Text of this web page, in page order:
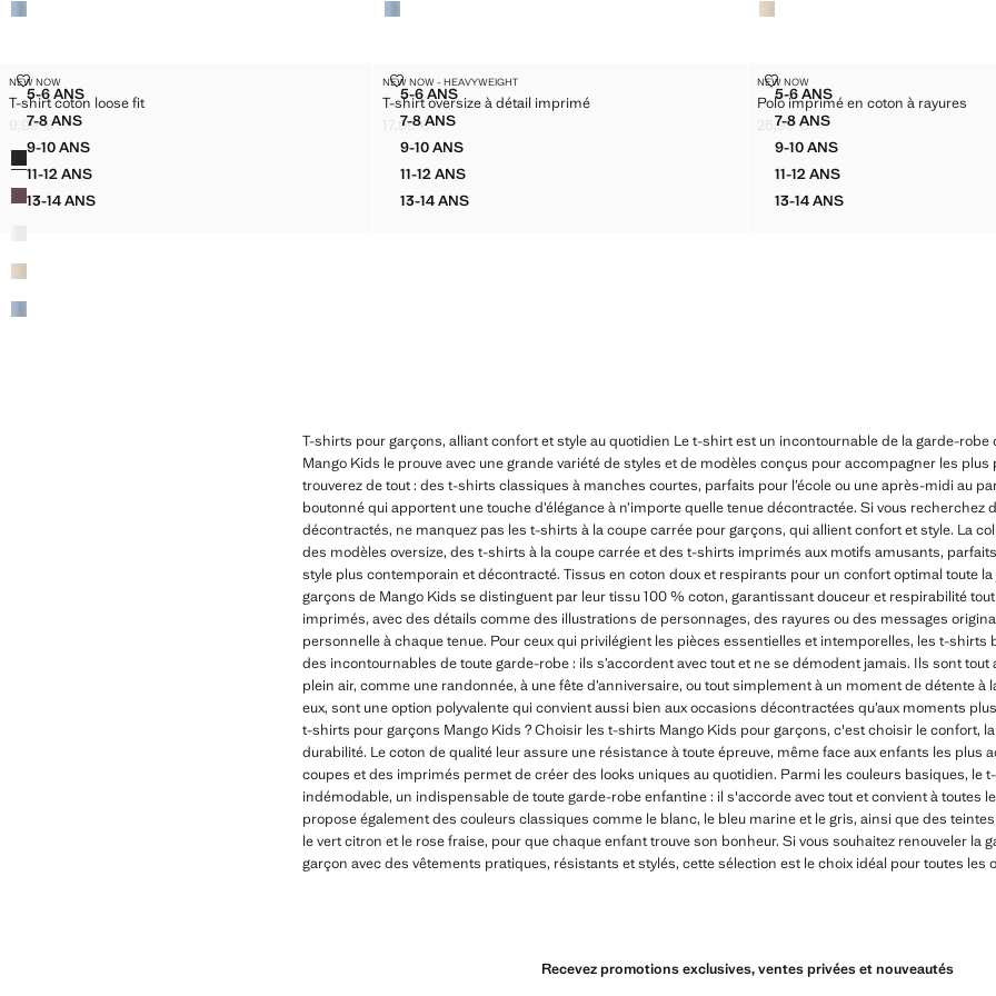
Tailles
5-6 ANST-SHIRT COTON LOOSE FIT
7-8 ANST-SHIRT COTON LOOSE FIT
9-10 ANST-SHIRT COTON LOOSE FIT
11-12 ANST-SHIRT COTON LOOSE FIT
13-14 ANST-SHIRT COTON LOOSE FIT
NEW NOW
T-shirt coton loose fit
T-SHIRT COTON LOOSE FIT
9,99 €
Couleurs
Tailles
5-6 ANST-SHIRT OVERSIZE À DÉTAIL IMPRIMÉ
7-8 ANST-SHIRT OVERSIZE À DÉTAIL IMPRIMÉ
9-10 ANST-SHIRT OVERSIZE À DÉTAIL IMPRIMÉ
11-12 ANST-SHIRT OVERSIZE À DÉTAIL IMPRIMÉ
13-14 ANST-SHIRT OVERSIZE À DÉTAIL IMPRIMÉ
NEW NOW - HEAVYWEIGHT
T-shirt oversize à détail imprimé
T-SHIRT OVERSIZE À DÉTAIL IMPRIMÉ
17,99 €
Tailles
5-6 ANSPOLO IMPRIMÉ EN COTON
7-8 ANSPOLO IMPRIMÉ EN COTON À
9-10 ANSPOLO IMPRIMÉ EN COTON
11-12 ANSPOLO IMPRIMÉ EN COTON
13-14 ANSPOLO IMPRIMÉ EN COTON
NEW NOW
Polo imprimé en coton à rayures
POLO IMPRIMÉ EN COTON À
25,99 €
T-shirts pour garçons, alliant confort et style au quotidien Le t-shirt est un incontournable de la garde-robe
Mango Kids le prouve avec une grande variété de styles et de modèles conçus pour accompagner les plus
trouverez de tout : des t-shirts classiques à manches courtes, parfaits pour l’école ou une après-midi au
boutonné qui apportent une touche d’élégance à n’importe quelle tenue décontractée. Si vous recherchez
décontractés, ne manquez pas les t-shirts à la coupe carrée pour garçons, qui allient confort et style. La
des modèles oversize, des t-shirts à la coupe carrée et des t-shirts imprimés aux motifs amusants,
style plus contemporain et décontracté. Tissus en coton doux et respirants pour un confort optimal toute
garçons de Mango Kids se distinguent par leur tissu 100 % coton, garantissant douceur et respirabilité
imprimés, avec des détails comme des illustrations de personnages, des rayures ou des messages
personnelle à chaque tenue. Pour ceux qui privilégient les pièces essentielles et intemporelles, les t-shirts
des incontournables de toute garde-robe : ils s’accordent avec tout et ne se démodent jamais. Ils sont tout
plein air, comme une randonnée, à une fête d’anniversaire, ou tout simplement à un moment de détente à
eux, sont une option polyvalente qui convient aussi bien aux occasions décontractées qu’aux moments
t-shirts pour garçons Mango Kids ? Choisir les t-shirts Mango Kids pour garçons, c'est choisir le confort,
durabilité. Le coton de qualité leur assure une résistance à toute épreuve, même face aux enfants les plus
coupes et des imprimés permet de créer des looks uniques au quotidien. Parmi les couleurs basiques, le
indémodable, un indispensable de toute garde-robe enfantine : il s'accorde avec tout et convient à toutes
propose également des couleurs classiques comme le blanc, le bleu marine et le gris, ainsi que des
le vert citron et le rose fraise, pour que chaque enfant trouve son bonheur. Si vous souhaitez renouveler la
garçon avec des vêtements pratiques, résistants et stylés, cette sélection est le choix idéal pour toutes les
Recevez promotions exclusives, ventes privées et nouveautés